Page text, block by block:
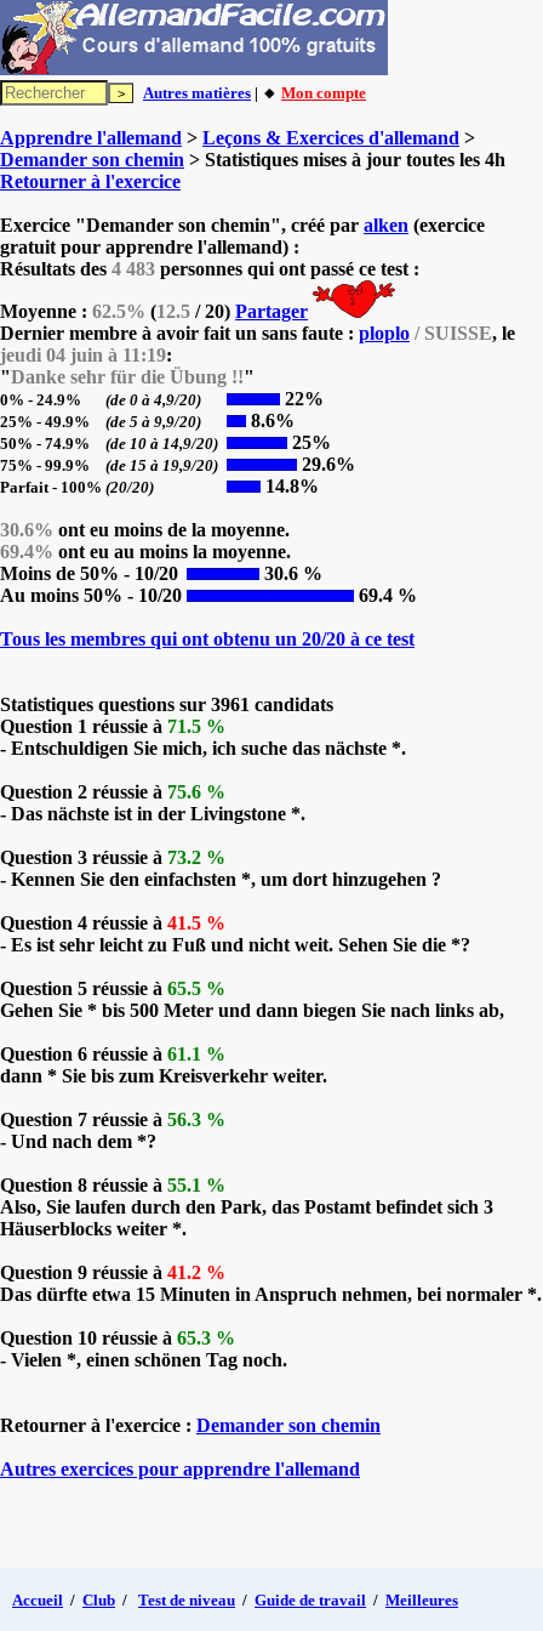
Autres matières | 🔸 Mon compte
Apprendre l'allemand > Leçons & Exercices d'allemand >
Demander son chemin > Statistiques mises à jour toutes les 4h
Retourner à l'exercice
Exercice "Demander son chemin", créé par alken (exercice
gratuit pour apprendre l'allemand) :
Résultats des 4 483 personnes qui ont passé ce test :
Moyenne : 62.5% (12.5 / 20) Partager
Dernier membre à avoir fait un sans faute : ploplo / SUISSE, le
jeudi 04 juin à 11:19:
"Danke sehr für die Übung !!"
0% - 24.9% (de 0 à 4,9/20) 22%
25% - 49.9% (de 5 à 9,9/20) 8.6%
50% - 74.9% (de 10 à 14,9/20) 25%
75% - 99.9% (de 15 à 19,9/20) 29.6%
Parfait - 100% (20/20) 14.8%
30.6% ont eu moins de la moyenne.
69.4% ont eu au moins la moyenne.
Moins de 50% - 10/20
30.6 %
Au moins 50% - 10/20
69.4 %
Tous les membres qui ont obtenu un 20/20 à ce test
Statistiques questions sur 3961 candidats
Question 1 réussie à 71.5 %
- Entschuldigen Sie mich, ich suche das nächste *.
Question 2 réussie à 75.6 %
- Das nächste ist in der Livingstone *.
Question 3 réussie à 73.2 %
- Kennen Sie den einfachsten *, um dort hinzugehen ?
Question 4 réussie à 41.5 %
- Es ist sehr leicht zu Fuß und nicht weit. Sehen Sie die *?
Question 5 réussie à 65.5 %
Gehen Sie * bis 500 Meter und dann biegen Sie nach links ab,
Question 6 réussie à 61.1 %
dann * Sie bis zum Kreisverkehr weiter.
Question 7 réussie à 56.3 %
- Und nach dem *?
Question 8 réussie à 55.1 %
Also, Sie laufen durch den Park, das Postamt befindet sich 3
Häuserblocks weiter *.
Question 9 réussie à 41.2 %
Das dürfte etwa 15 Minuten in Anspruch nehmen, bei normaler *.
Question 10 réussie à 65.3 %
- Vielen *, einen schönen Tag noch.
Retourner à l'exercice : Demander son chemin
Autres exercices pour apprendre l'allemand
Accueil / Club / Test de niveau / Guide de travail / Meilleures